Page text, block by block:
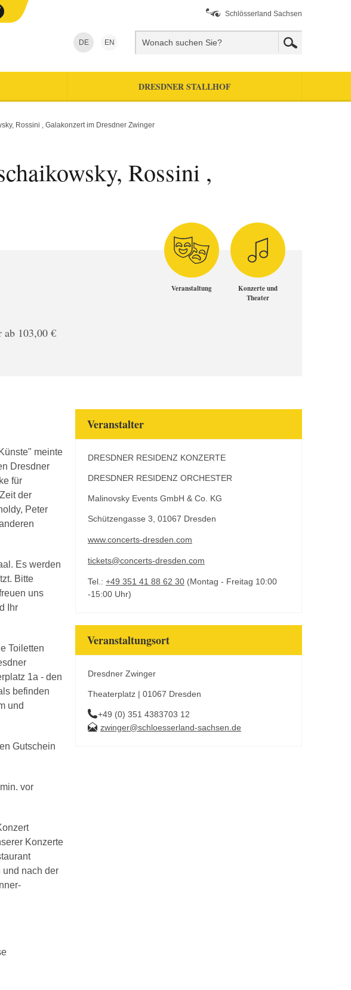
Schlösserland Sachsen
DE EN
DRESDNER STALLHOF
Rossini , Galakonzert im Dresdner Zwinger
Rossini ,
103,00 €
Veranstaltung
Konzerte und
Theater
meinte
Dresdner
für
der
Peter
Es werden
Bitte
uns
Ihr
Toiletten
1a - den
befinden
und
Gutschein
vor
Konzerte
und nach der
Veranstalter
DRESDNER RESIDENZ KONZERTE
DRESDNER RESIDENZ ORCHESTER
Malinovsky Events GmbH & Co. KG
Schützengasse 3, 01067 Dresden
www.concerts-dresden.com
tickets@concerts-dresden.com
Tel.: +49 351 41 88 62 30 (Montag - Freitag 10:00
-15:00 Uhr)
Veranstaltungsort
Dresdner Zwinger
Theaterplatz | 01067 Dresden
+49 (0) 351 4383703 12
zwinger@schloesserland-sachsen.de